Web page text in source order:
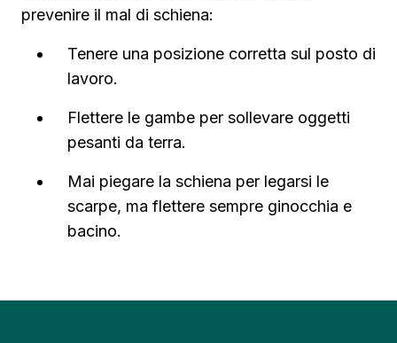
prevenire il mal di schiena:
Tenere una posizione corretta sul posto di
lavoro.
Flettere le gambe per sollevare oggetti
pesanti da terra.
Mai piegare la schiena per legarsi le
scarpe, ma flettere sempre ginocchia e
bacino.